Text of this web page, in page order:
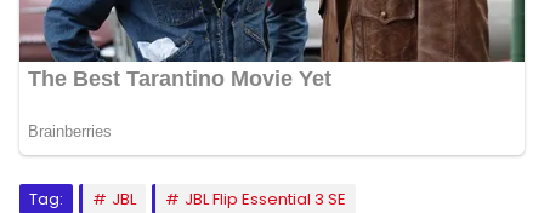
Tag: JBL JBL Flip Essential 3 SE